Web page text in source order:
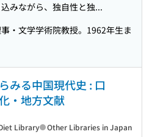
みながら、独自性と独...
・文学学術院教授。1962年生ま
みる中国現代史 : 口
・地方文献
Library Other Libraries in Japan